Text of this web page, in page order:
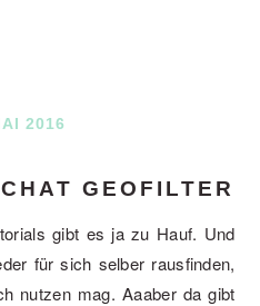
2016
GEOFILTER
gibt es ja zu Hauf. Und
für sich selber rausfinden,
nutzen mag. Aaaber da gibt